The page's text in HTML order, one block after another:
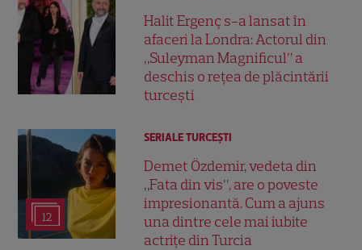
Halit Ergenç s-a lansat în
afaceri la Londra: Actorul din
„Suleyman Magnificul” a
deschis o rețea de plăcintării
turcești
12
SERIALE TURCEŞTI
Demet Özdemir, vedeta din
„Fata din vis”, are o poveste
impresionantă. Cum a ajuns
una dintre cele mai iubite
actrițe din Turcia